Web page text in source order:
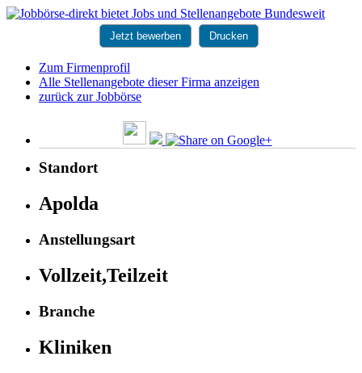
Jetzt bewerben Drucken
Zum Firmenprofil
Alle Stellenangebote dieser Firma anzeigen
zurück zur Jobbörse
Standort
Apolda
Anstellungsart
Vollzeit,Teilzeit
Branche
Kliniken